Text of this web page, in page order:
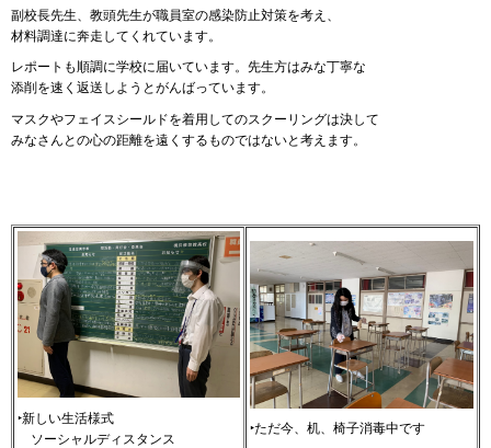
副校長先生、教頭先生が職員室の感染防止対策を考え、
材料調達に奔走してくれています。
レポートも順調に学校に届いています。先生方はみな丁寧な
添削を速く返送しようとがんばっています。
マスクやフェイスシールドを着用してのスクーリングは決して
みなさんとの心の距離を遠くするものではないと考えます。
‣新しい生活様式
ソーシャルディスタンス
‣ただ今、机、椅子消毒中です